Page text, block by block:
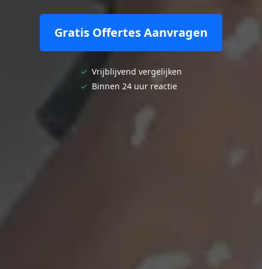
Gratis Offertes Aanvragen
✓ Vrijblijvend vergelijken
✓ Binnen 24 uur reactie